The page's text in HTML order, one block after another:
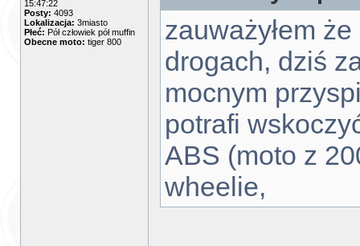
15:47:22
Posty: 4093
Lokalizacja: 3miasto
Płeć: Pół człowiek pół muffin
Obecne moto: tiger 800
zauważyłem
drogach, dziś
mocnym
potrafi
ABS (moto z
wheelie,